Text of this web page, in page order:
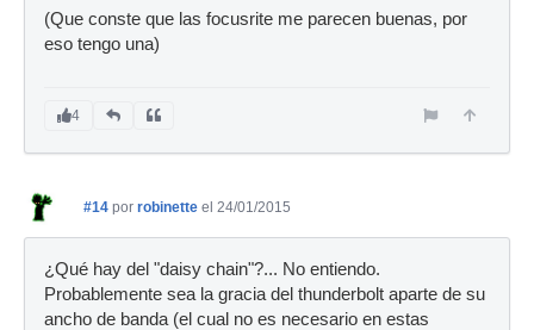
(Que conste que las focusrite me parecen buenas, por
eso tengo una)
4
#14 por robinette el 24/01/2015
¿Qué hay del "daisy chain"?... No entiendo.
Probablemente sea la gracia del thunderbolt aparte de su
ancho de banda (el cual no es necesario en estas